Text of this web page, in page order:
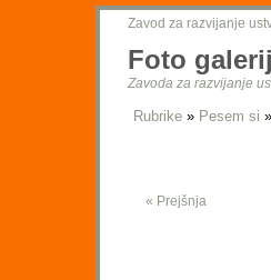
Zavod za razvijanje
Foto
Zavoda za razvijanje
Rubrike » Pesem si »
« Prejšnja